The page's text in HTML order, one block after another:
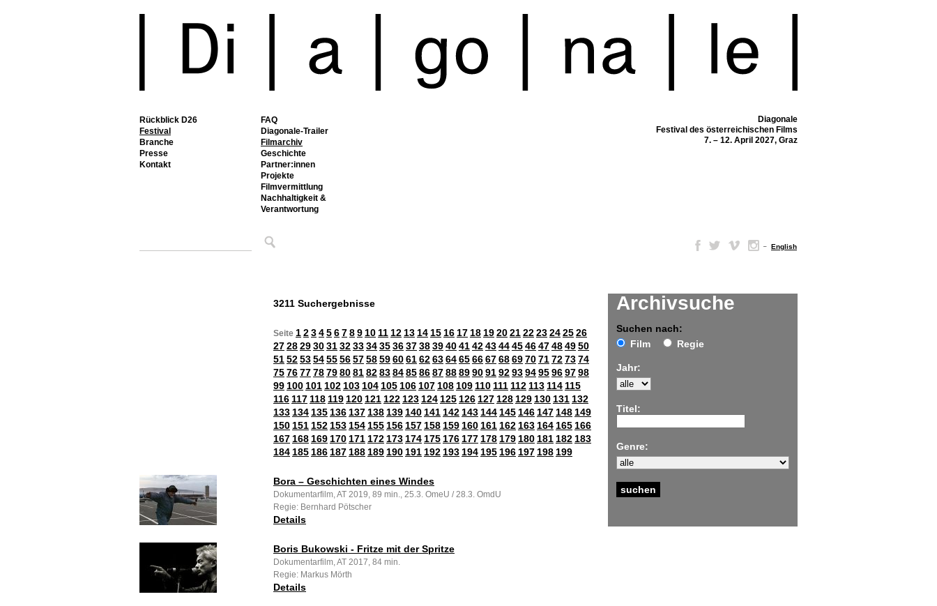
Rückblick D26
Festival
FAQ
Diagonale-Trailer
Filmarchiv
Geschichte
Partner:innen
Projekte
Filmvermittlung
Nachhaltigkeit &
Verantwortung
Branche
Presse
Kontakt
Diagonale
Festival des österreichischen Films
7. – 12. April 2027, Graz
– English
Archivsuche
Suchen nach:
Film
Regie
Jahr:
Titel:
Genre:
3211 Suchergebnisse
Seite 123456789 10 11 12 13 14 15 16 17 18 1920212223242526
272829303132333435363738394041424344454647484950
515253545556575859606162636465666768697071727374
757677787980818283848586878889909192939495969798
99 100 101 102 103 104 105 106 107 108 109 110 111 112 113 114 115
116 117 118 119 120 121 122 123 124 125 126 127 128 129 130 131 132
133 134 135 136 137 138 139 140 141 142 143 144 145 146 147 148 149
150 151 152 153 154 155 156 157 158 159 160 161 162 163 164 165 166
167 168 169 170 171 172 173 174 175 176 177 178 179 180 181 182 183
184 185 186 187 188 189 190 191 192 193 194 195 196 197 198 199
Bora – Geschichten eines Windes
Dokumentarfilm, AT 2019, 89 min., 25.3. OmeU / 28.3. OmdU
Regie: Bernhard Pötscher
Details
Boris Bukowski - Fritze mit der Spritze
Dokumentarfilm, AT 2017, 84 min.
Regie: Markus Mörth
Details